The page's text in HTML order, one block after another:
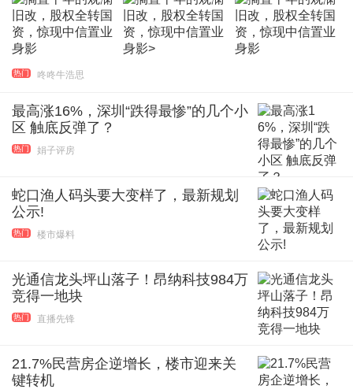
热门 咚咚牛浩思
最高涨16%，深圳“跌得最惨”的几个小
区 触底反弹了？
热门 娟子评房
蛇口渔人码头要大变样了，最新规划
公示!
热门 楼市爆料
光通信龙头坪山落子！昂纳科技984万
竞得一地块
热门 直播先锋
21.7%民营房企逆增长，楼市迎来关
键转机